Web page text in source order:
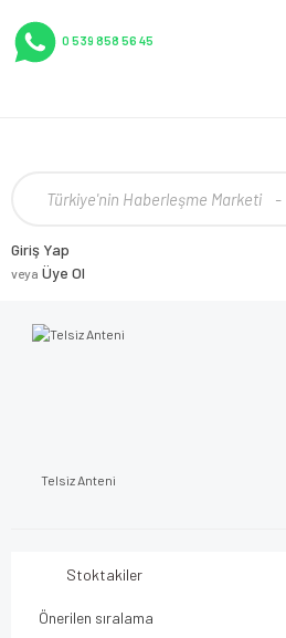
0 539 858 56 45
Giriş Yap
veya Üye Ol
Telsiz Anteni
Stoktakiler